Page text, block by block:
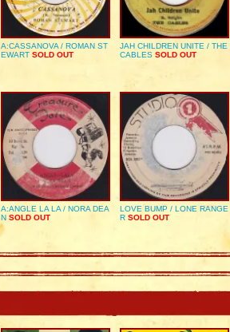
A:CASSANOVA / ROMAN ST
EWART SOLD OUT
JAH CHILDREN UNITE / THE
CABLES SOLD OUT
A:ANGLE LA LA / NORA DEA
N SOLD OUT
LOVE BUMP / LONE RANGE
R SOLD OUT